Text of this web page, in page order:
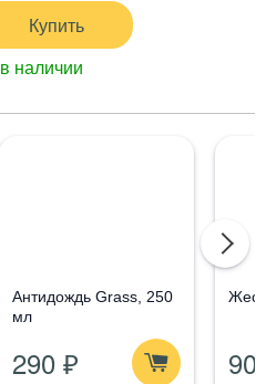
Купить
в наличии
Антидождь Grass, 250
мл
290 ₽ 90